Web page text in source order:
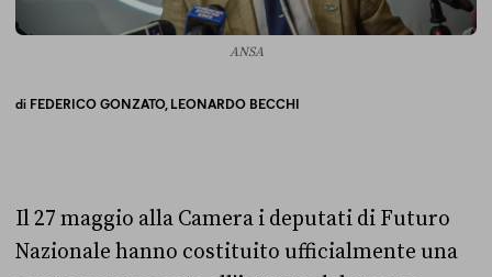
ANSA
di FEDERICO GONZATO,LEONARDO BECCHI
Il 27 maggio alla Camera i deputati di Futuro
Nazionale hanno costituito ufficialmente una